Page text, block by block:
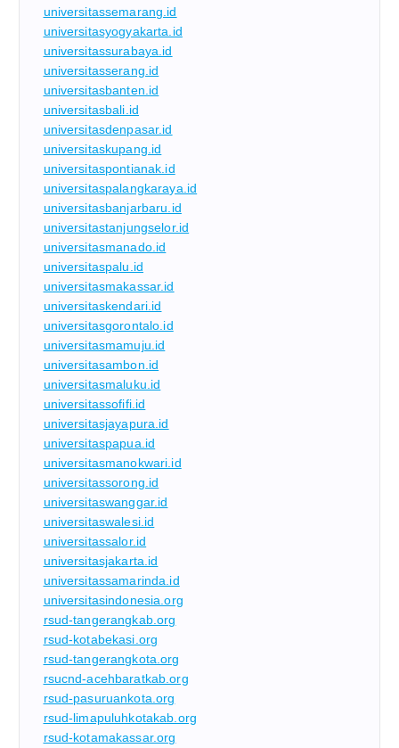
universitassemarang.id
universitasyogyakarta.id
universitassurabaya.id
universitasserang.id
universitasbanten.id
universitasbali.id
universitasdenpasar.id
universitaskupang.id
universitaspontianak.id
universitaspalangkaraya.id
universitasbanjarbaru.id
universitastanjungselor.id
universitasmanado.id
universitaspalu.id
universitasmakassar.id
universitaskendari.id
universitasgorontalo.id
universitasmamuju.id
universitasambon.id
universitasmaluku.id
universitassofifi.id
universitasjayapura.id
universitaspapua.id
universitasmanokwari.id
universitassorong.id
universitaswanggar.id
universitaswalesi.id
universitassalor.id
universitasjakarta.id
universitassamarinda.id
universitasindonesia.org
rsud-tangerangkab.org
rsud-kotabekasi.org
rsud-tangerangkota.org
rsucnd-acehbaratkab.org
rsud-pasuruankota.org
rsud-limapuluhkotakab.org
rsud-kotamakassar.org